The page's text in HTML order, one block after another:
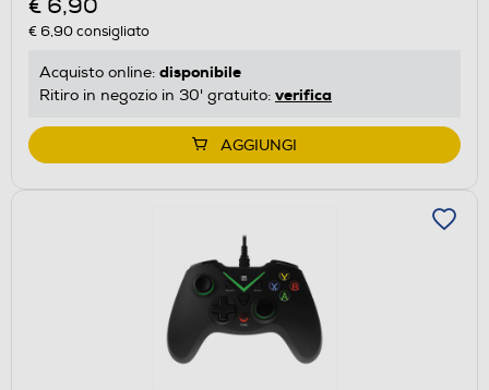
€ 6,90
€ 6,90consigliato
Acquisto online: disponibile
Ritiro in negozio in 30' gratuito: verifica
AGGIUNGI